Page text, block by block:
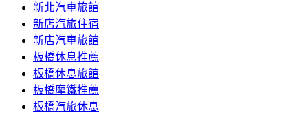
新北汽車旅館
新店汽旅住宿
新店汽車旅館
板橋休息推薦
板橋休息旅館
板橋摩鐵推薦
板橋汽旅休息